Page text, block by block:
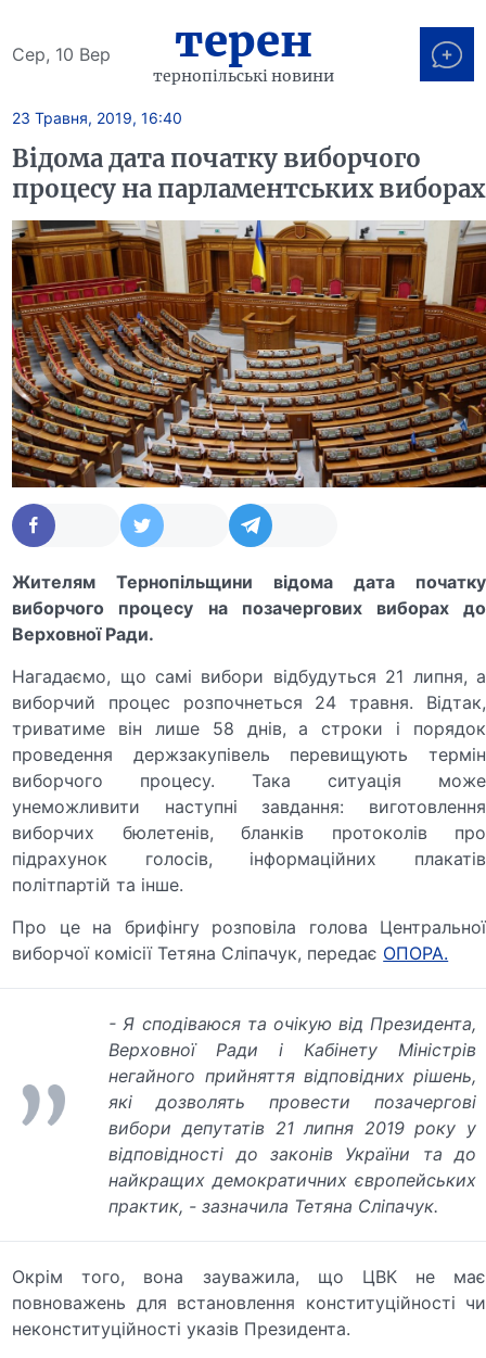
Сер, 10 Вер терен
тернопільські новини
23 Травня, 2019, 16:40
Відома дата початку виборчого
процесу на парламентських виборах
Жителям Тернопільщини відома дата початку
виборчого процесу на позачергових виборах до
Верховної Ради.
Нагадаємо, що самі вибори відбудуться 21 липня, а
виборчий процес розпочнеться 24 травня. Відтак,
триватиме він лише 58 днів, а строки і порядок
проведення держзакупівель перевищують термін
виборчого процесу. Така ситуація може
унеможливити наступні завдання: виготовлення
виборчих бюлетенів, бланків протоколів про
підрахунок голосів, інформаційних плакатів
політпартій та інше.
Про це на брифінгу розповіла голова Центральної
виборчої комісії Тетяна Сліпачук, передає ОПОРА.
- Я сподіваюся та очікую від Президента,
Верховної Ради і Кабінету Міністрів
негайного прийняття відповідних рішень,
які дозволять провести позачергові
вибори депутатів 21 липня 2019 року у
відповідності до законів України та до
найкращих демократичних європейських
практик, - зазначила Тетяна Сліпачук.
Окрім того, вона зауважила, що ЦВК не має
повноважень для встановлення конституційності чи
неконституційності указів Президента.